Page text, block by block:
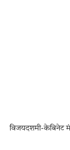
विजयदशमी-केबिनेट